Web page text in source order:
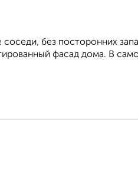
без посторонних
фасад дома. В